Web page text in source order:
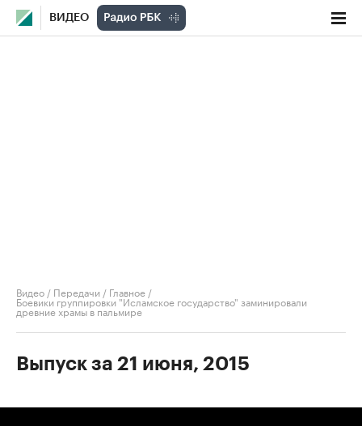
ВИДЕО
Видео / Передачи / Главное /
Боевики группировки "Исламское государство" заминировали
древние храмы в пальмире
Выпуск за 21 июня, 2015